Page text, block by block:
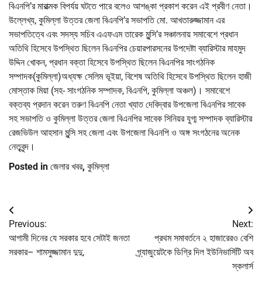
বিএনপি’র মারাত্মক বিপর্যয় ঘটতে পারে বলেও আশঙ্কা প্রকাশ করেন এই প্রবীণ নেতা।
উল্লেখ্য, কুমিল্লা উত্তর জেলা বিএনপি’র সভাপতি মো. আখতারুজ্জামান এর
সভাপতিত্বে এবং সদস্য সচিব এএফএম তারেক মুন্সি’র সঞ্চালনায় সমাবেশে প্রধান
অতিথি হিসেবে উপস্থিত ছিলেন বিএনপির চেয়ারপারসনের উপদেষ্টা ব্যারিস্টার মাহমুদ
উদ্দিন খোকন, প্রধান বক্তা হিসেবে উপস্থিত ছিলেন বিএনপির সাংগঠনিক
সম্পাদক(কুমিল্লা)অধ্যক্ষ সেলিম ভূইয়া, বিশেষ অতিথি হিসেবে উপস্থিত ছিলেন হাজী
মোস্তাক মিয়া (সহ- সাংগঠনিক সম্পাদক, বিএনপি, কুমিল্লা অঞ্চল)। সমাবেশে
বক্তব্য প্রদান করেন তরুণ বিএনপি নেতা খ্যাত দেবিদ্বার উপজেলা বিএনপির সাবেক
সহ সভাপতি ও কুমিল্লা উত্তর জেলা বিএনপির সাবেক সিনিয়র যুগ্ম সম্পাদক ব্যারিস্টার
রেজভিউল আহসান মুন্সি সহ জেলা এবং উপজেলা বিএনপি ও অঙ্গ সংগঠনের অনেক
নেতৃবৃন্দ।
Posted in জেলার খবর, কুমিল্লা
Post
navigation
Previous:
আগামী দিনের যে সরকার হবে সেটাই জনতা
সরকার– শামসুজ্জামান দুদু,
Next:
প্রথম সমাবর্তনে ২ হাজারেরও বেশি
গ্র্যাজুয়েটকে ডিগ্রি দিল ইউনিভার্সিটি অব
স্কলার্স